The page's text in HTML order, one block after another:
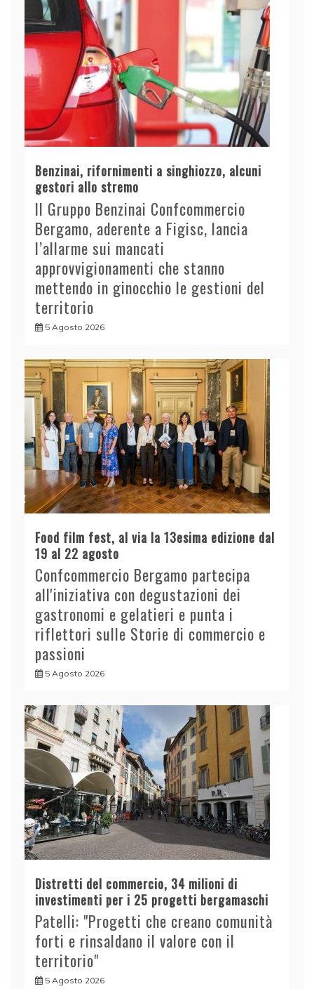
Benzinai, rifornimenti a singhiozzo, alcuni
gestori allo stremo
Il Gruppo Benzinai Confcommercio
Bergamo, aderente a Figisc, lancia
l’allarme sui mancati
approvvigionamenti che stanno
mettendo in ginocchio le gestioni del
territorio
5 Agosto 2026
Food film fest, al via la 13esima edizione dal
19 al 22 agosto
Confcommercio Bergamo partecipa
all'iniziativa con degustazioni dei
gastronomi e gelatieri e punta i
riflettori sulle Storie di commercio e
passioni
5 Agosto 2026
Distretti del commercio, 34 milioni di
investimenti per i 25 progetti bergamaschi
Patelli: "Progetti che creano comunità
forti e rinsaldano il valore con il
territorio"
5 Agosto 2026